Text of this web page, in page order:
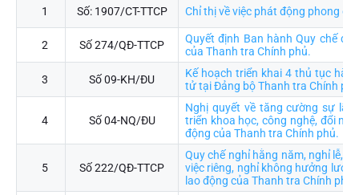
1 Số: 1907/CT-TTCP Chỉ thị về việc phát động phong
2 Số 274/QĐ-TTCP
Quyết định Ban hành Quy chế
của Thanh tra Chính phủ.
3 Số 09-KH/ĐU
Kế hoạch triển khai 4 thủ tục
tử tại Đảng bộ Thanh tra Chính phủ
4 Số 04-NQ/ĐU
Nghị quyết về tăng cường sự
triển khoa học, công nghệ, đổi
động của Thanh tra Chính phủ.
5 Số 222/QĐ-TTCP
Quy chế nghỉ hằng năm, nghỉ lễ,
việc riêng, nghỉ không hưởng
lao động của Thanh tra Chính phủ